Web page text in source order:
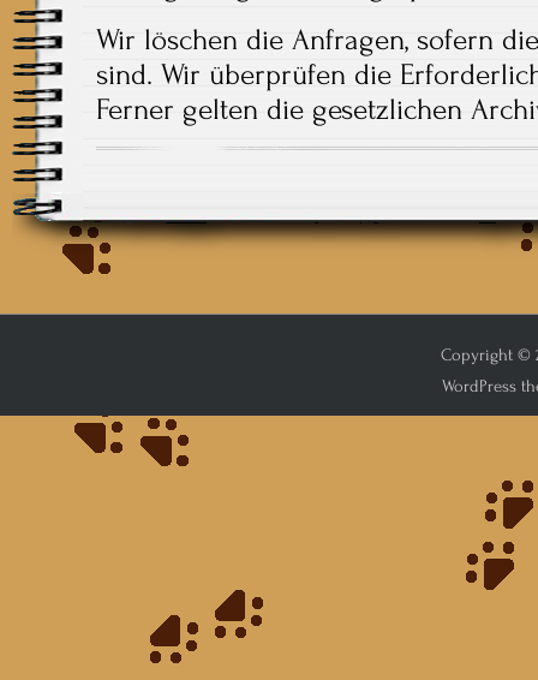
Wir löschen die Anfragen, sofern
sind. Wir überprüfen die
Ferner gelten die gesetzlichen
Copyright ©
WordPress